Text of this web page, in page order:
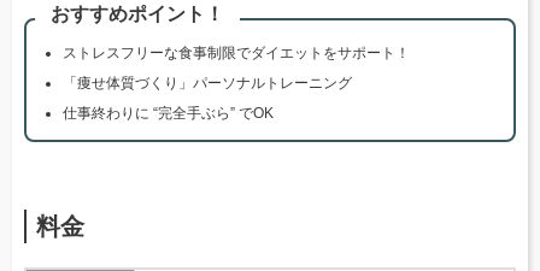
おすすめポイント！
ストレスフリーな食事制限でダイエットをサポート！
「痩せ体質づくり」パーソナルトレーニング
仕事終わりに “完全手ぶら” でOK
料金